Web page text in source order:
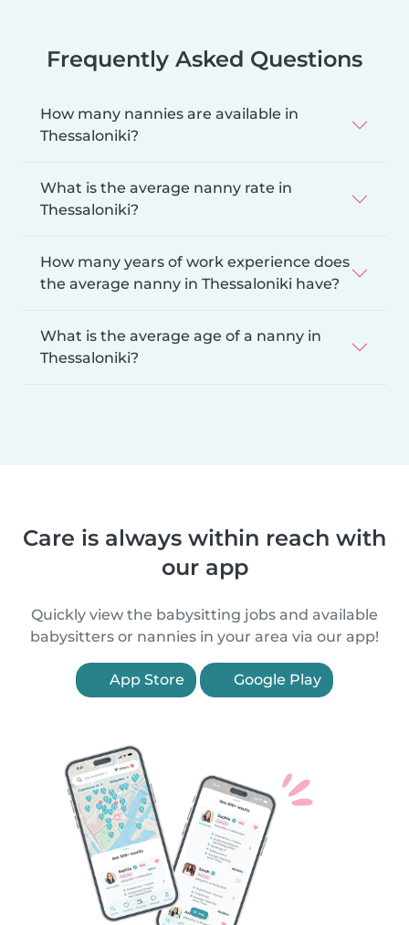
Frequently Asked Questions
How many nannies are available in
Thessaloniki?
What is the average nanny rate in
Thessaloniki?
How many years of work experience does
the average nanny in Thessaloniki have?
What is the average age of a nanny in
Thessaloniki?
Care is always within reach with
our app
Quickly view the babysitting jobs and available
babysitters or nannies in your area via our app!
App Store Google Play